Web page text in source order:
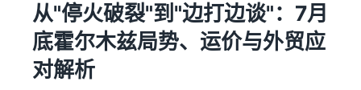
从"停火破裂"到"边打边谈"：7月
底霍尔木兹局势、运价与外贸应
对解析